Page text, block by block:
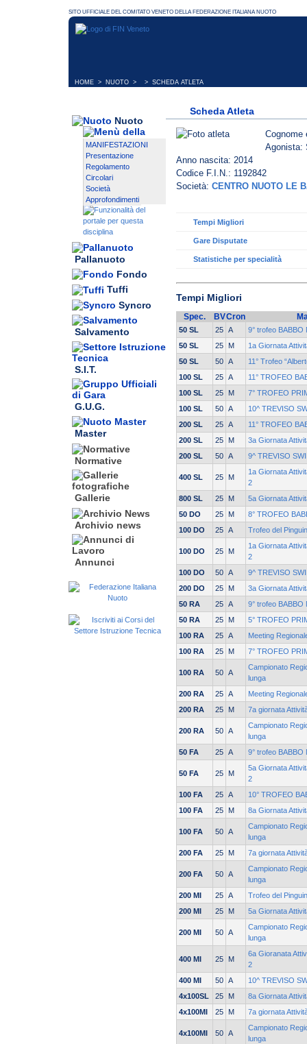
HOME > NUOTO > > SCHEDA ATLETA
Nuoto
MANIFESTAZIONI
Presentazione
Regolamento
Circolari
Società
Approfondimenti
Pallanuoto
Fondo
Tuffi
Syncro
Salvamento
S.I.T.
G.U.G.
Master
Normative
Gallerie
Archivio news
Annunci
Scheda Atleta
Agonista:
Anno nascita: 2014
Codice F.I.N.: 1192842
Società: CENTRO NUOTO LE
Tempi Migliori
Gare Disputate
Statistiche per specialità
Tempi Migliori
Spec. BVCron
50 SL 25 A
9° trofeo BABBO
50 SL
25 M
1a Giornata
50 SL
50 A
11° Trofeo
100 SL
25 A
11° TROFEO
100 SL
25 M
7° TROFEO
100 SL
50 A
10^ TREVISO
200 SL
25 A
11° TROFEO
200 SL
25 M
3a Giornata
200 SL
50 A 9^ TREVISO
400 SL 25 M
1a Giornata
2
800 SL
25 M
5a Giornata
50 DO
25 M
8° TROFEO
100 DO
25 A Trofeo del
100 DO 25 M
1a Giornata
2
100 DO
50 A
9^ TREVISO
200 DO
25 M
3a Giornata
50 RA
25 A
9° trofeo BABBO
50 RA
25 M
5° TROFEO
100 RA
25 A
Meeting
100 RA
25 M 7° TROFEO
100 RA 50 A
Campionato
lunga
200 RA
25 A
Meeting
200 RA
25 M 7a giornata
200 RA 50 A
Campionato
lunga
50 FA
25 A 9° trofeo BABBO
50 FA 25 M
5a Giornata
2
100 FA
25 A
10° TROFEO
100 FA
25 M 8a Giornata
100 FA 50 A
Campionato
lunga
200 FA
25 M 7a giornata
200 FA 50 A
Campionato
lunga
200 MI
25 A
Trofeo del
200 MI
25 M 5a Giornata
200 MI 50 A
Campionato
lunga
400 MI 25 M
6a Gioranata
2
400 MI
50 A
10^ TREVISO
4x100SL
25 M
8a Giornata
4x100MI
25 M 7a giornata
4x100MI 50 A
Campionato
lunga